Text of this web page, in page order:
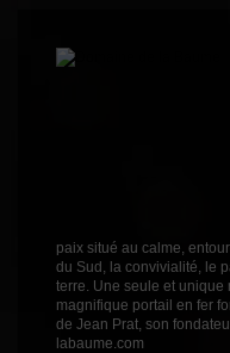
Couleur
Millésime
Volume
paix situé au calme,
du Sud, la convivialité, le
terre. Une seule et unique
magnifique portail en fer
de Jean Prat, son
labaume.com